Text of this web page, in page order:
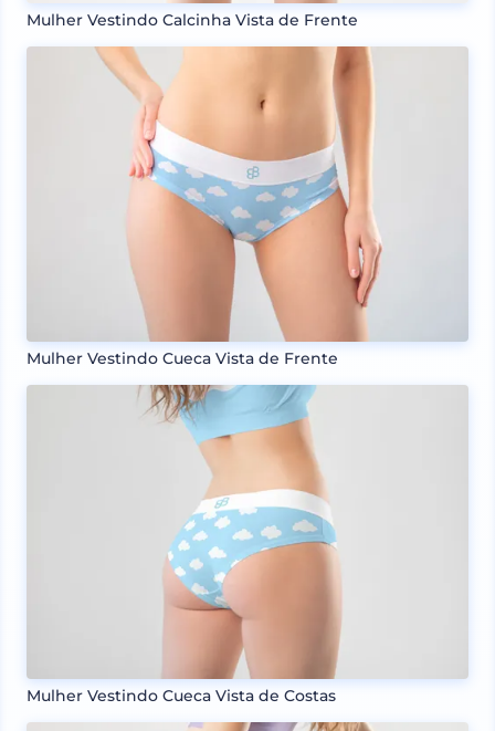
Mulher Vestindo Calcinha Vista de Frente
Mulher Vestindo Cueca Vista de Frente
Mulher Vestindo Cueca Vista de Costas